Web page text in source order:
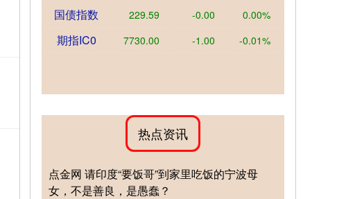
国债指数 229.59 -0.00 0.00%
期指IC0 7730.00 -1.00 -0.01%
热点资讯
点金网 请印度“要饭哥”到家里吃饭的宁波母
女，不是善良，是愚蠢？